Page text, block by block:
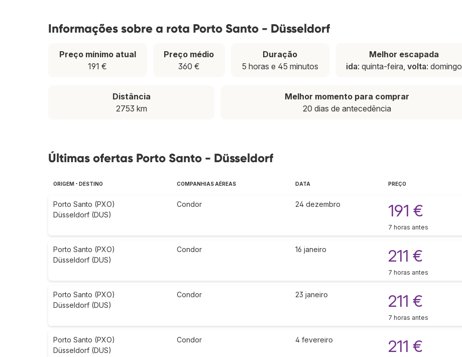
Informações sobre a rota Porto Santo - Düsseldorf
Preço mínimo atual
191 €
Preço médio
360 €
Duração
5 horas e 45 minutos
Melhor escapada
ida: quinta-feira,volta: domingo
Distância
2753 km
Melhor momento para comprar
20 dias de antecedência
Últimas ofertas Porto Santo - Düsseldorf
ORIGEM - DESTINO COMPANHIAS AÉREAS DATA PREÇO
Porto Santo (PXO)
Düsseldorf (DUS)
Condor 24 dezembro 191 €
7 horas antes
Porto Santo (PXO)
Düsseldorf (DUS)
Condor 16 janeiro 211 €
7 horas antes
Porto Santo (PXO)
Düsseldorf (DUS)
Condor 23 janeiro 211 €
7 horas antes
Porto Santo (PXO)
Düsseldorf (DUS)
Condor 4 fevereiro 211 €